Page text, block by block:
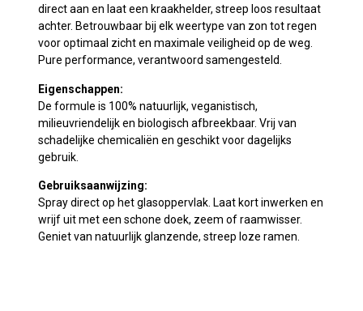
direct aan en laat een kraakhelder, streep loos resultaat
achter. Betrouwbaar bij elk weertype van zon tot regen
voor optimaal zicht en maximale veiligheid op de weg.
Pure performance, verantwoord samengesteld.
Eigenschappen:
De formule is 100% natuurlijk, veganistisch,
milieuvriendelijk en biologisch afbreekbaar. Vrij van
schadelijke chemicaliën en geschikt voor dagelijks
gebruik.
Gebruiksaanwijzing:
Spray direct op het glasoppervlak. Laat kort inwerken en
wrijf uit met een schone doek, zeem of raamwisser.
Geniet van natuurlijk glanzende, streep loze ramen.